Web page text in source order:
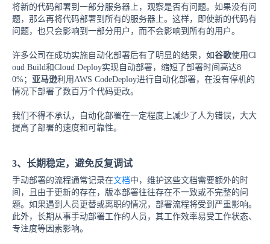
将新的代码部署到一部分服务器上，观察是否有问题。如果没有问
题，那么再将代码部署到所有的服务器上。这样，即使新的代码有
问题，也只会影响到一部分用户，而不会影响到所有的用户。
许多公司在成功实施自动化部署后有了明显的结果，如谷歌使用Cl
oud Build和Cloud Deploy实现自动部署，缩短了部署时间高达8
0%； 亚马逊利用AWS CodeDeploy进行自动化部署，在没有停机的
情况下部署了数百万个代码更改。
我们不得不承认，自动化部署在一定程度上减少了人为错误，大大
提高了部署的速度和可靠性。
3、长期稳定，避免反复调试
手动部署的流程通常记录在文档中，维护这些文档需要额外的时
间，且由于更新的存在，版本部署往往存在不一致或不完整的问
题。如果遇到人员更替或离职的情况，部署流程将受到严重影响。
此外，长期从事手动部署工作的人员，其工作效率易受工作状态、
专注度等因素影响。